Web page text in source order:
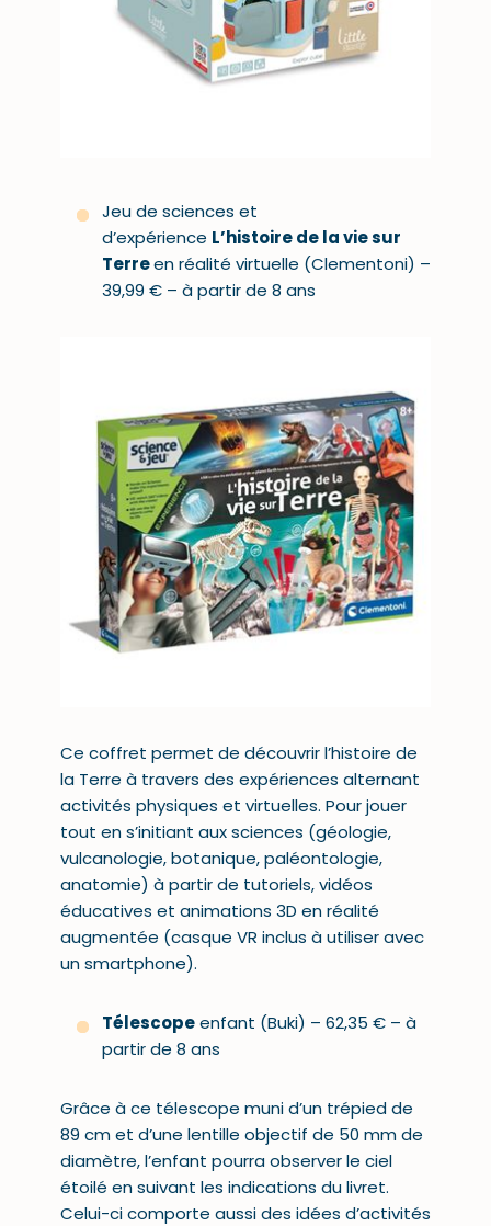
Jeu de sciences et
d’expérience L’histoire de la vie sur
Terreen réalité virtuelle (Clementoni) –
39,99 € – à partir de 8 ans
Ce coffret permet de découvrir l’histoire de
la Terre à travers des expériences alternant
activités physiques et virtuelles. Pour jouer
tout en s’initiant aux sciences (géologie,
vulcanologie, botanique, paléontologie,
anatomie) à partir de tutoriels, vidéos
éducatives et animations 3D en réalité
augmentée (casque VR inclus à utiliser avec
un smartphone).
Télescopeenfant (Buki) – 62,35 € – à
partir de 8 ans
Grâce à ce télescope muni d’un trépied de
89 cm et d’une lentille objectif de 50 mm de
diamètre, l’enfant pourra observer le ciel
étoilé en suivant les indications du livret.
Celui-ci comporte aussi des idées d’activités